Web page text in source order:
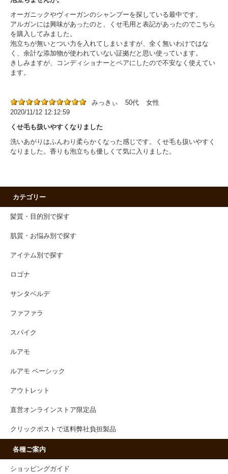
オーガニックやヴィーガンのシャンプーを探している最中です。
アルガンには興味があったのと、くせ毛用と表記があったのでこちら
を購入してみました。
泡立ちが無いとつい力を入れてしまいますが、全く無いわけではな
く、余計な添加物が使われていない証拠だと思い使っています。
きしみますが、コンディショナーとペアにしたので不安なく使えてい
ます。
みっきぃ 50代
女性
2020/11/12 12:12:59
くせ毛も扱いやすくなりました
洗いあがりはふんわり柔らかくなった感じです。くせ毛も扱いやすく
なりました。香りも泡立ちも優しくて気に入りました。
カテゴリー
髪質・目的別で探す
肌質・お悩み別で探す
アイテム別で探す
ロゴナ
サンタベルデ
ファファラ
スパイク
ルアモ
ルアモ ベーシック
アウトレット
直営オンラインストア限定品
クリックポストで送料弊社負担製品
各種ご案内
ショッピングガイド